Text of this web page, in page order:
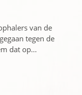
van de
tegen de
dat op...